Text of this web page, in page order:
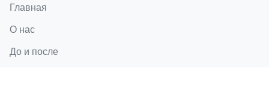
Главная
О нас
До и после